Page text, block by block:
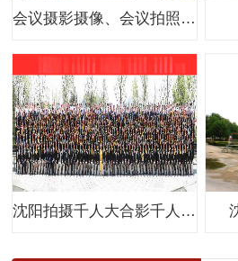
会议摄影摄像、会议拍照录像
沈阳拍摄千人大合影千人集体照